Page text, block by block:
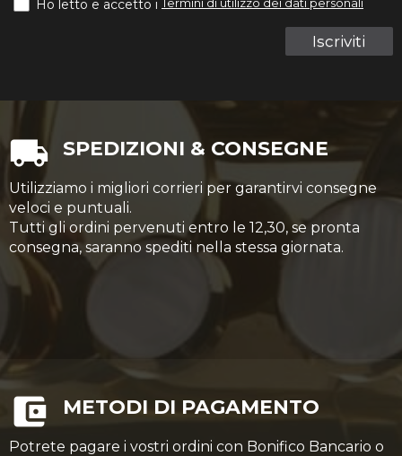
Iscriviti
Ho letto e accetto i
SPEDIZIONI & CONSEGNE
Utilizziamo i migliori corrieri per garantirvi consegne
veloci e puntuali.
Tutti gli ordini pervenuti entro le 12,30, se pronta
consegna, saranno spediti nella stessa giornata.
METODI DI PAGAMENTO
Potrete pagare i vostri ordini con Bonifico Bancario o